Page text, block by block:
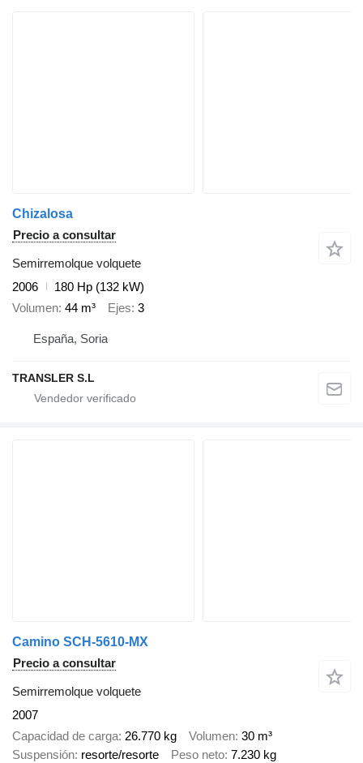
Chizalosa
Precio a consultar
Semirremolque volquete
2006
180 Hp (132 kW)
Volumen 44 m³ Ejes 3
España, Soria
TRANSLER S.L
Camino SCH-5610-MX
Precio a consultar
Semirremolque volquete
2007
Capacidad de carga 26.770 kg Volumen 30 m³
Suspensión resorte/resorte Peso neto 7.230 kg